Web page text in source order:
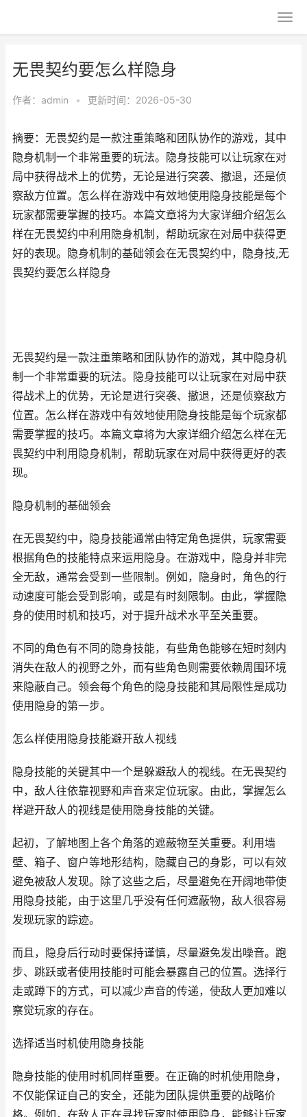
无畏契约要怎么样隐身
作者： admin • 更新时间：2026-05-30
摘要：无畏契约是一款注重策略和团队协作的游戏，其中
隐身机制一个非常重要的玩法。隐身技能可以让玩家在对
局中获得战术上的优势，无论是进行突袭、撤退，还是侦
察敌方位置。怎么样在游戏中有效地使用隐身技能是每个
玩家都需要掌握的技巧。本篇文章将为大家详细介绍怎么
样在无畏契约中利用隐身机制，帮助玩家在对局中获得更
好的表现。隐身机制的基础领会在无畏契约中，隐身技,无
畏契约要怎么样隐身
无畏契约是一款注重策略和团队协作的游戏，其中隐身机
制一个非常重要的玩法。隐身技能可以让玩家在对局中获
得战术上的优势，无论是进行突袭、撤退，还是侦察敌方
位置。怎么样在游戏中有效地使用隐身技能是每个玩家都
需要掌握的技巧。本篇文章将为大家详细介绍怎么样在无
畏契约中利用隐身机制，帮助玩家在对局中获得更好的表
现。
隐身机制的基础领会
在无畏契约中，隐身技能通常由特定角色提供，玩家需要
根据角色的技能特点来运用隐身。在游戏中，隐身并非完
全无敌，通常会受到一些限制。例如，隐身时，角色的行
动速度可能会受到影响，或是有时刻限制。由此，掌握隐
身的使用时机和技巧，对于提升战术水平至关重要。
不同的角色有不同的隐身技能，有些角色能够在短时刻内
消失在敌人的视野之外，而有些角色则需要依赖周围环境
来隐蔽自己。领会每个角色的隐身技能和其局限性是成功
使用隐身的第一步。
怎么样使用隐身技能避开敌人视线
隐身技能的关键其中一个是躲避敌人的视线。在无畏契约
中，敌人往依靠视野和声音来定位玩家。由此，掌握怎么
样避开敌人的视线是使用隐身技能的关键。
起初，了解地图上各个角落的遮蔽物至关重要。利用墙
壁、箱子、窗户等地形结构，隐藏自己的身影，可以有效
避免被敌人发现。除了这些之后，尽量避免在开阔地带使
用隐身技能，由于这里几乎没有任何遮蔽物，敌人很容易
发现玩家的踪迹。
而且，隐身后行动时要保持谨慎，尽量避免发出噪音。跑
步、跳跃或者使用技能时可能会暴露自己的位置。选择行
走或蹲下的方式，可以减少声音的传递，使敌人更加难以
察觉玩家的存在。
选择适当时机使用隐身技能
隐身技能的使用时机同样重要。在正确的时机使用隐身，
不仅能保证自己的安全，还能为团队提供重要的战略价